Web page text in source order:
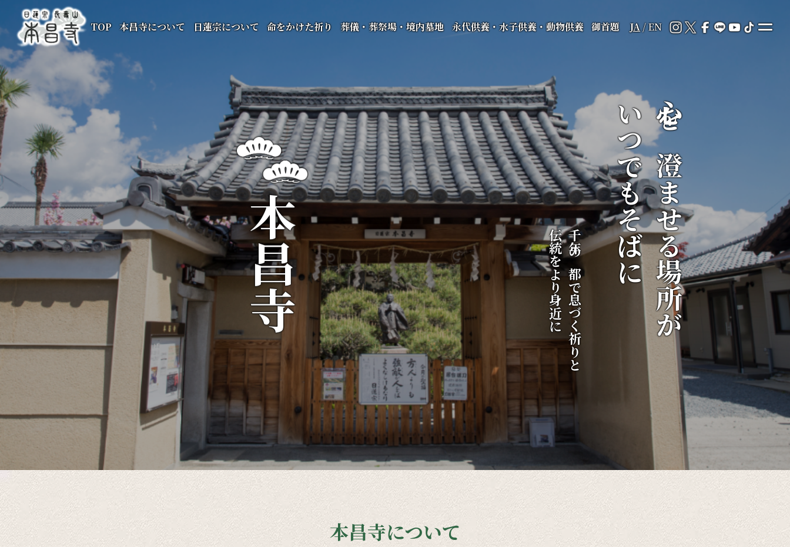
TOP 本昌寺について 日蓮宗について 命をかけた祈り 葬儀・葬祭場・境内墓地 永代供養・水子供養・動物供養 御首題 JA/EN
心を澄ませる場所が
いつでもそばに
千年の都で息づく祈りと
伝統をより身近に
本昌寺
本昌寺について